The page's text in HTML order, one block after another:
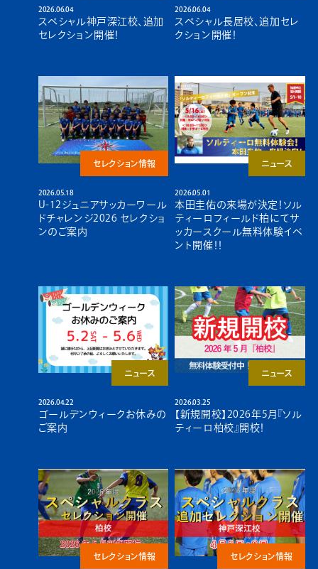
2026.06.04
スペシャル神戸深江校、追加
セレクション開催！
2026.06.04
スペシャル長居校、追加セレ
クション開催！
セレクション情報
2026.05.18
U-12ジュニアサッカーワール
ドチャレンジ2026 セレクショ
ンのご案内
ニュース
2026.05.01
本田圭佑の来場が決定！ソル
ティーロフィールド柏にてサ
ッカースクール無料体験イベ
ント開催！！
ニュース
2026.04.22
ゴールデンウィークお休みの
ご案内
ニュース
2026.03.25
【新規開校】2026年5月『ソル
ティーロ柏校』開校！
セレクション情報 セレクション情報